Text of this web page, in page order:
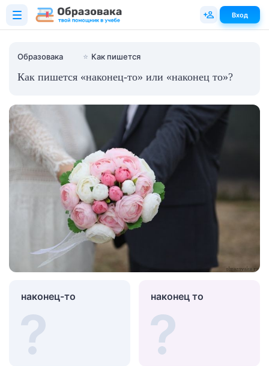
Образовака ⭐ Как пишется
Как пишется «наконец-то» или «наконец то»?
наконец-то наконец то
Вход